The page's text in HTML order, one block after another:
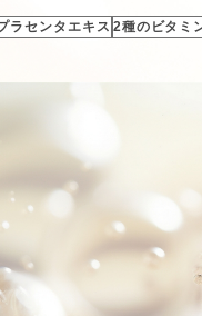
ラセンタエキス 2種のビタミ